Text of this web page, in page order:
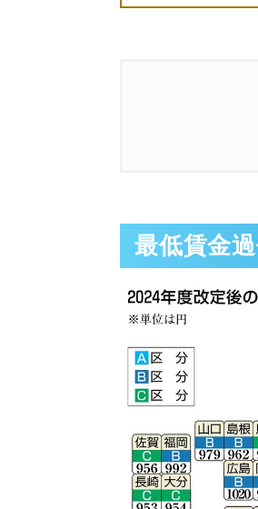
3.3月にオ
4.清掃マ
5.
最低賃金